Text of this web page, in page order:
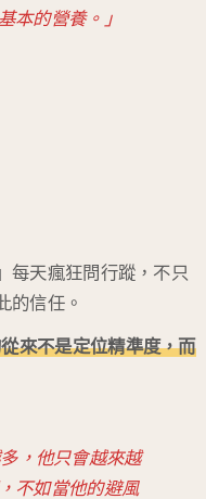
本的營養。」
每天瘋狂問行蹤，不只
的信任。
來不是定位精準度，而
，他只會越來越
不如當他的避風